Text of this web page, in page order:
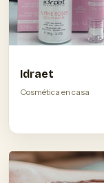
Idraet
Cosmética en casa